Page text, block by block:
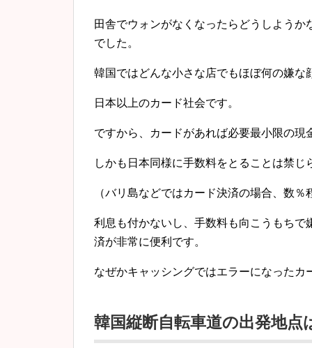
田舎でウォンがなくなったらどうしよう
でした。
韓国ではどんな小さな店でもほぼ何の嫌
日本以上のカード社会です。
ですから、カードがあれば必要最小限の現
しかも日本同様に手数料をとることは禁
（バリ島などではカード決済の場合、数
利息も付かないし、手数料も向こうもち
済が非常に便利です。
なぜかキャッシングではエラーになったカ
韓国縦断自転車道の出発地点